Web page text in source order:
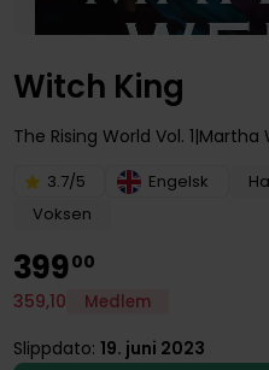
Witch King
The Rising World Vol. 1 Martha
3.7/5 Engelsk
Voksen
39900
359,10 Medlem
Slippdato: 19. juni 2023